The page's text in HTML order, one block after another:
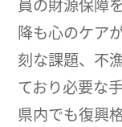
員の財源保障
降も心のケア
刻な課題、不
ており必要な
県内でも復興